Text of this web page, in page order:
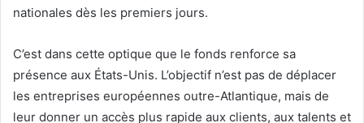
nationales dès les premiers jours.
C’est dans cette optique que le fonds renforce sa
présence aux États-Unis. L’objectif n’est pas de déplacer
les entreprises européennes outre-Atlantique, mais de
leur donner un accès plus rapide aux clients, aux talents et